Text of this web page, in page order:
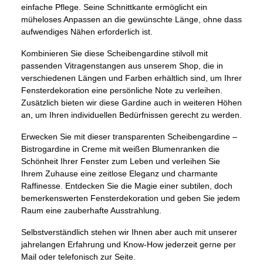
einfache Pflege. Seine Schnittkante ermöglicht ein
müheloses Anpassen an die gewünschte Länge, ohne dass
aufwendiges Nähen erforderlich ist.
Kombinieren Sie diese Scheibengardine stilvoll mit
passenden Vitragenstangen aus unserem Shop, die in
verschiedenen Längen und Farben erhältlich sind, um Ihrer
Fensterdekoration eine persönliche Note zu verleihen.
Zusätzlich bieten wir diese Gardine auch in weiteren Höhen
an, um Ihren individuellen Bedürfnissen gerecht zu werden.
Erwecken Sie mit dieser transparenten Scheibengardine –
Bistrogardine in Creme mit weißen Blumenranken die
Schönheit Ihrer Fenster zum Leben und verleihen Sie
Ihrem Zuhause eine zeitlose Eleganz und charmante
Raffinesse. Entdecken Sie die Magie einer subtilen, doch
bemerkenswerten Fensterdekoration und geben Sie jedem
Raum eine zauberhafte Ausstrahlung.
Selbstverständlich stehen wir Ihnen aber auch mit unserer
jahrelangen Erfahrung und Know-How jederzeit gerne per
Mail oder telefonisch zur Seite.